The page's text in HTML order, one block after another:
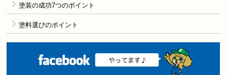
塗装の成功7つのポイント
塗料選びのポイント